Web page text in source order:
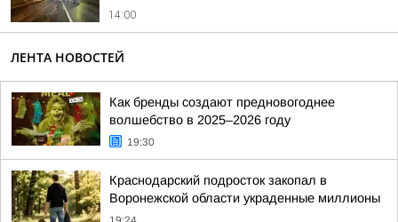
14:00
ЛЕНТА НОВОСТЕЙ
Как бренды создают предновогоднее
волшебство в 2025–2026 году
19:30
Краснодарский подросток закопал в
Воронежской области украденные миллионы